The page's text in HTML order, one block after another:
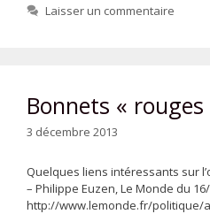
Laisser un commentaire
Bonnets «
3 décembre 2013
Quelques liens intéressants sur
– Philippe Euzen, Le Monde du
http://www.lemonde.fr/politique/